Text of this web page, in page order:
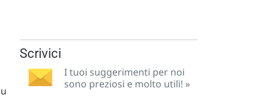
Scrivici
I tuoi suggerimenti per noi
sono preziosi e molto utili! »